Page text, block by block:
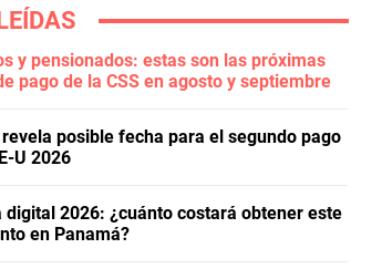
y pensionados: estas son las próximas
pago de la CSS en agosto y septiembre
revela posible fecha para el segundo pago
U 2026
digital 2026: ¿cuánto costará obtener este
en Panamá?